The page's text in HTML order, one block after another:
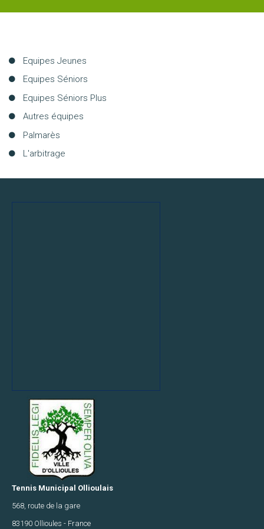
U14
TMO2
F
U16
TMO1
-
TMO2
U10
TMO1
G
U10
TMO2
Aller
au
Equipes Jeunes
Equipes Séniors
Equipes Séniors Plus
Autres équipes
Palmarès
L'arbitrage
Tennis Municipal Ollioulais
568, route de la gare
83190 Ollioules - France